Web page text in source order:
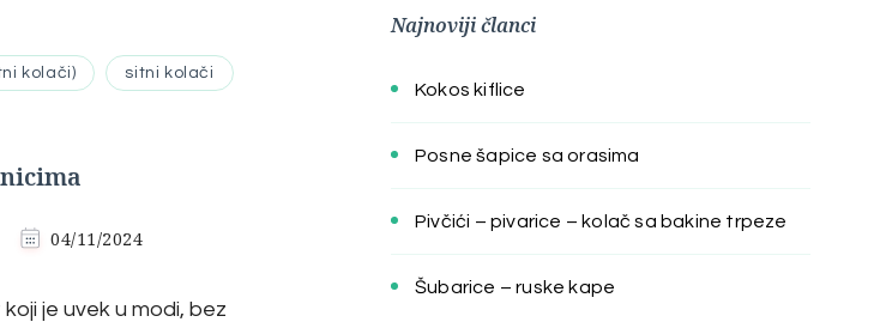
kolači) sitni kolači
04/11/2024
je uvek u modi, bez
Najnoviji članci
Kokos kiflice
Posne šapice sa orasima
Pivčići – pivarice – kolač sa bakine trpeze
Šubarice – ruske kape